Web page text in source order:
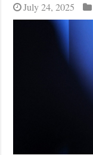
July 24, 2025